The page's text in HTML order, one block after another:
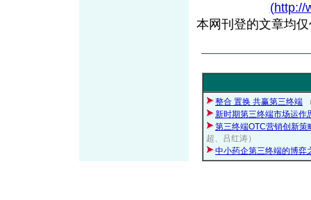
(http://
本网刊登的文章均
整合 置换 共赢第三终端
新时期第三终端市场运作
第三终端OTC营销创新
超、吕红涛）
中小药企第三终端的博弈